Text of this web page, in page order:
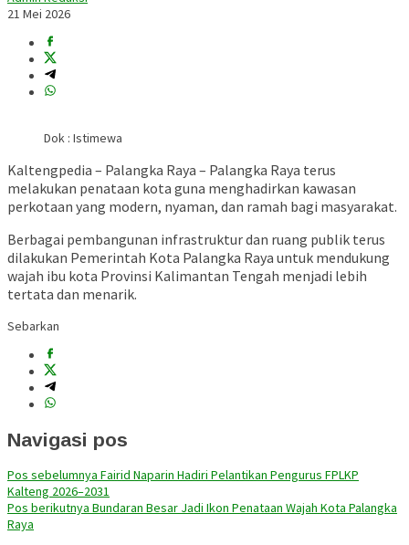
21 Mei 2026
Dok : Istimewa
Kaltengpedia – Palangka Raya – Palangka Raya terus
melakukan penataan kota guna menghadirkan kawasan
perkotaan yang modern, nyaman, dan ramah bagi masyarakat.
Berbagai pembangunan infrastruktur dan ruang publik terus
dilakukan Pemerintah Kota Palangka Raya untuk mendukung
wajah ibu kota Provinsi Kalimantan Tengah menjadi lebih
tertata dan menarik.
Sebarkan
Navigasi pos
Pos sebelumnya Fairid Naparin Hadiri Pelantikan Pengurus FPLKP
Kalteng 2026–2031
Pos berikutnya Bundaran Besar Jadi Ikon Penataan Wajah Kota Palangka
Raya